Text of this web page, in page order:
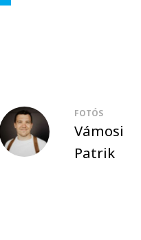
FOTÓS
Vámosi
Patrik